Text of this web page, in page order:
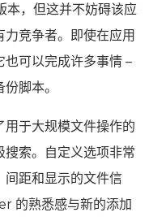
本，但这并不妨碍该应
竞争者。即使在应用
可以完成许多事情 –
脚本。
于大规模文件操作的
搜索。自定义选项非常
间距和显示的文件信
的熟悉感与新的添加